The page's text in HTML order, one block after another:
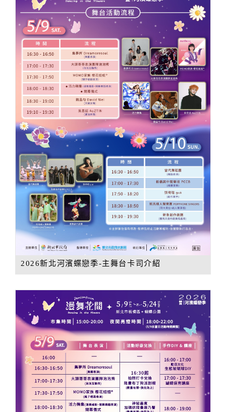
2026新北河濱蝶戀季-主舞台卡司介紹